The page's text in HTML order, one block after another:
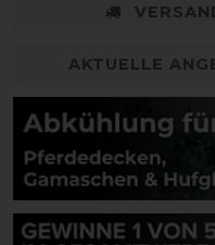
AKTUELLE